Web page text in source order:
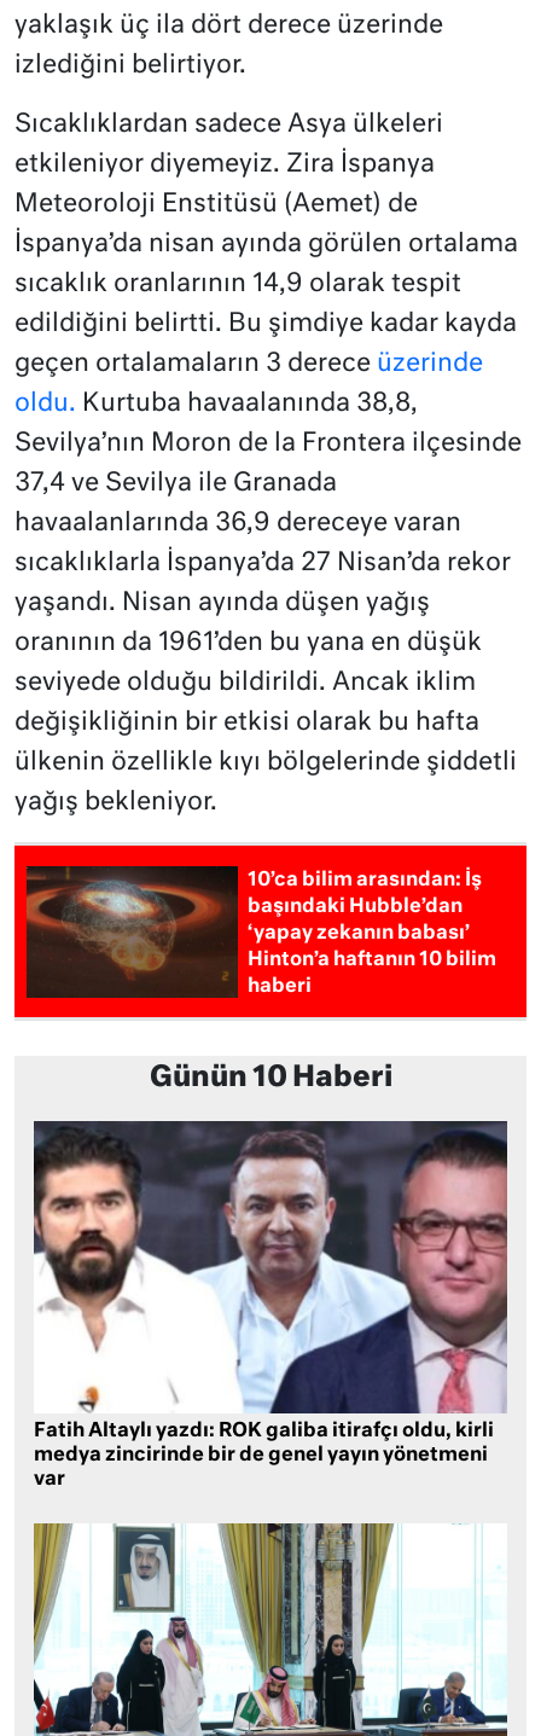
yaklaşık üç ila dört derece üzerinde
izlediğini belirtiyor.
Sıcaklıklardan sadece Asya ülkeleri
etkileniyor diyemeyiz. Zira İspanya
Meteoroloji Enstitüsü (Aemet) de
İspanya’da nisan ayında görülen ortalama
sıcaklık oranlarının 14,9 olarak tespit
edildiğini belirtti. Bu şimdiye kadar kayda
geçen ortalamaların 3 derece üzerinde
oldu. Kurtuba havaalanında 38,8,
Sevilya’nın Moron de la Frontera ilçesinde
37,4 ve Sevilya ile Granada
havaalanlarında 36,9 dereceye varan
sıcaklıklarla İspanya’da 27 Nisan’da rekor
yaşandı. Nisan ayında düşen yağış
oranının da 1961’den bu yana en düşük
seviyede olduğu bildirildi. Ancak iklim
değişikliğinin bir etkisi olarak bu hafta
ülkenin özellikle kıyı bölgelerinde şiddetli
yağış bekleniyor.
10’ca bilim arasından: İş
başındaki Hubble’dan
‘yapay zekanın babası’
Hinton’a haftanın 10 bilim
haberi
Günün 10 Haberi
Fatih Altaylı yazdı: ROK galiba itirafçı oldu, kirli
medya zincirinde bir de genel yayın yönetmeni
var